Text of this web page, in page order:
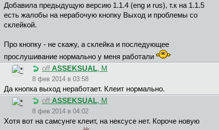
Добавила предыдущую версию 1.1.4 (eng и rus), т.к на 1.1.5
есть жалобы на нерабочую кнопку Выход и проблемы со
склейкой.
Про кнопку - не скажу, а склейка и последующее
прослушивание нормально у меня работали
off ASSEKSUAL, М
8 фев 2014 в 03:58
Да кнопка выход неработает. Клеит нормально.
off ASSEKSUAL, М
8 фев 2014 в 04:02
Хотя вот на самсунге клеит, на нексусе нет. Короче новую